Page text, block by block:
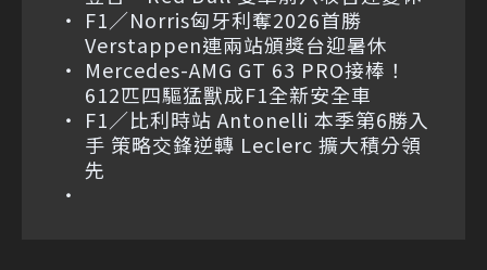
F1／Norris匈牙利奪2026首勝
Verstappen連兩站頒獎台迎暑休
Mercedes-AMG GT 63 PRO接棒！
612匹四驅猛獸成F1全新安全車
F1／比利時站 Antonelli 本季第6勝入
手 策略交鋒逆轉 Leclerc 擴大積分領
先